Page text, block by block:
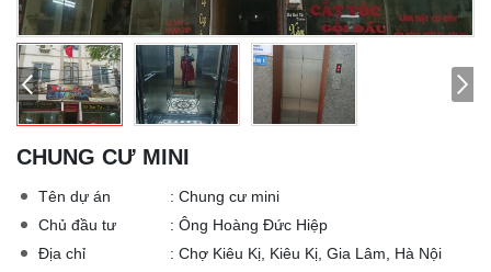
CHUNG CƯ MINI
Tên dự án
: Chung cư mini
Chủ đầu tư
: Ông Hoàng Đức Hiệp
Địa chỉ
: Chợ Kiêu Kị, Kiêu Kị, Gia Lâm, Hà Nội